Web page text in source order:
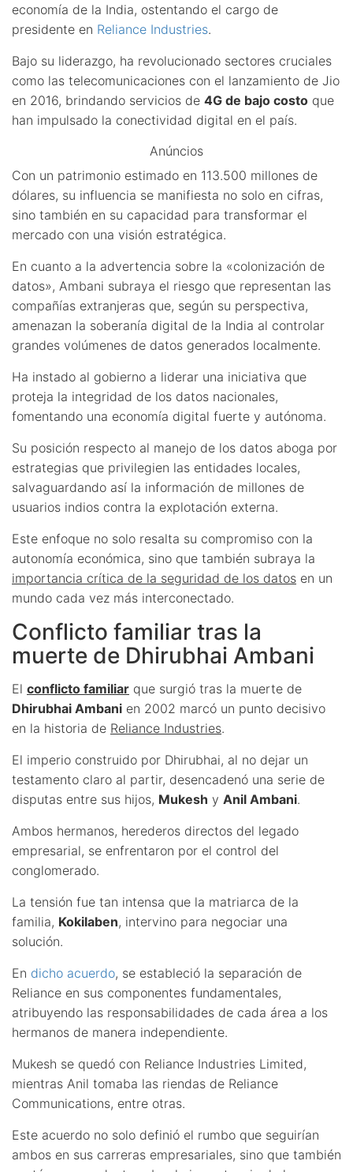
economía de la India, ostentando el cargo de
presidente en Reliance Industries.
Bajo su liderazgo, ha revolucionado sectores cruciales
como las telecomunicaciones con el lanzamiento de Jio
en 2016, brindando servicios de 4G de bajo costo que
han impulsado la conectividad digital en el país.
Anúncios
Con un patrimonio estimado en 113.500 millones de
dólares, su influencia se manifiesta no solo en cifras,
sino también en su capacidad para transformar el
mercado con una visión estratégica.
En cuanto a la advertencia sobre la «colonización de
datos», Ambani subraya el riesgo que representan las
compañías extranjeras que, según su perspectiva,
amenazan la soberanía digital de la India al controlar
grandes volúmenes de datos generados localmente.
Ha instado al gobierno a liderar una iniciativa que
proteja la integridad de los datos nacionales,
fomentando una economía digital fuerte y autónoma.
Su posición respecto al manejo de los datos aboga por
estrategias que privilegien las entidades locales,
salvaguardando así la información de millones de
usuarios indios contra la explotación externa.
Este enfoque no solo resalta su compromiso con la
autonomía económica, sino que también subraya la
importancia crítica de la seguridad de los datos en un
mundo cada vez más interconectado.
Conflicto familiar tras la
muerte de Dhirubhai Ambani
El conflicto familiar que surgió tras la muerte de
Dhirubhai Ambani en 2002 marcó un punto decisivo
en la historia de Reliance Industries.
El imperio construido por Dhirubhai, al no dejar un
testamento claro al partir, desencadenó una serie de
disputas entre sus hijos, Mukesh y Anil Ambani.
Ambos hermanos, herederos directos del legado
empresarial, se enfrentaron por el control del
conglomerado.
La tensión fue tan intensa que la matriarca de la
familia, Kokilaben, intervino para negociar una
solución.
En dicho acuerdo, se estableció la separación de
Reliance en sus componentes fundamentales,
atribuyendo las responsabilidades de cada área a los
hermanos de manera independiente.
Mukesh se quedó con Reliance Industries Limited,
mientras Anil tomaba las riendas de Reliance
Communications, entre otras.
Este acuerdo no solo definió el rumbo que seguirían
ambos en sus carreras empresariales, sino que también